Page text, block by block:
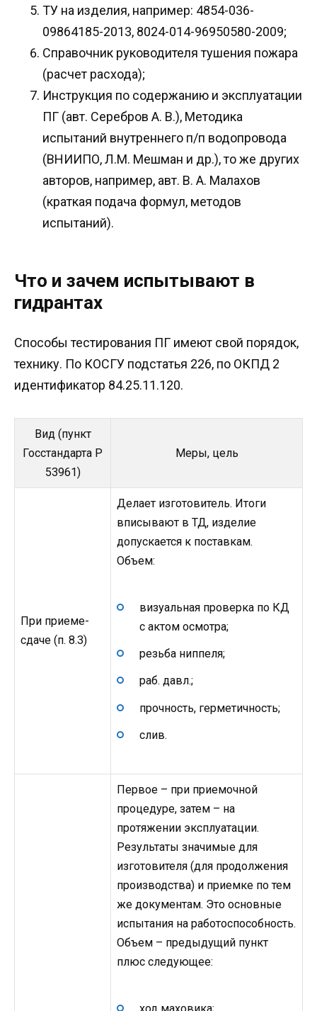
ТУ на изделия, например: 4854-036-
09864185-2013, 8024-014-96950580-2009;
Справочник руководителя тушения пожара
(расчет расхода);
Инструкция по содержанию и эксплуатации
ПГ (авт. Серебров А. В.), Методика
испытаний внутреннего п/п водопровода
(ВНИИПО, Л.М. Мешман и др.), то же других
авторов, например, авт. В. А. Малахов
(краткая подача формул, методов
испытаний).
Что и зачем испытывают в
гидрантах
Способы тестирования ПГ имеют свой порядок,
технику. По КОСГУ подстатья 226, по ОКПД 2
идентификатор 84.25.11.120.
Вид (пункт
Госстандарта Р
53961)
Меры, цель
При приеме-
сдаче (п. 8.3)
Делает изготовитель. Итоги
вписывают в ТД, изделие
допускается к поставкам.
Объем:
визуальная проверка по КД
с актом осмотра;
резьба ниппеля;
раб. давл.;
прочность, герметичность;
слив.
Первое – при приемочной
процедуре, затем – на
протяжении эксплуатации.
Результаты значимые для
изготовителя (для продолжения
производства) и приемке по тем
же документам. Это основные
испытания на работоспособность.
Объем – предыдущий пункт
плюс следующее:
ход маховика;